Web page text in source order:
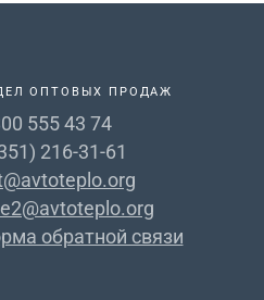
ОПТОВЫХ ПРОДАЖ
555 43 74
216-31-61
обратной связи